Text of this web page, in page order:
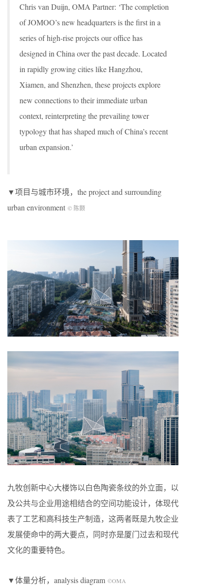
Chris van Duijn, OMA Partner: ‘The completion
of JOMOO’s new headquarters is the first in a
series of high-rise projects our office has
designed in China over the past decade. Located
in rapidly growing cities like Hangzhou,
Xiamen, and Shenzhen, these projects explore
new connections to their immediate urban
context, reinterpreting the prevailing tower
typology that has shaped much of China’s recent
urban expansion.’
▼项目与城市环境，the project and surrounding
urban environment © 陈颢
九牧创新中心大楼饰以白色陶瓷条纹的外立面，以
及公共与企业用途相结合的空间功能设计，体现代
表了工艺和高科技生产制造，这两者既是九牧企业
发展使命中的两大要点，同时亦是厦门过去和现代
文化的重要特色。
▼体量分析，analysis diagram ©OMA